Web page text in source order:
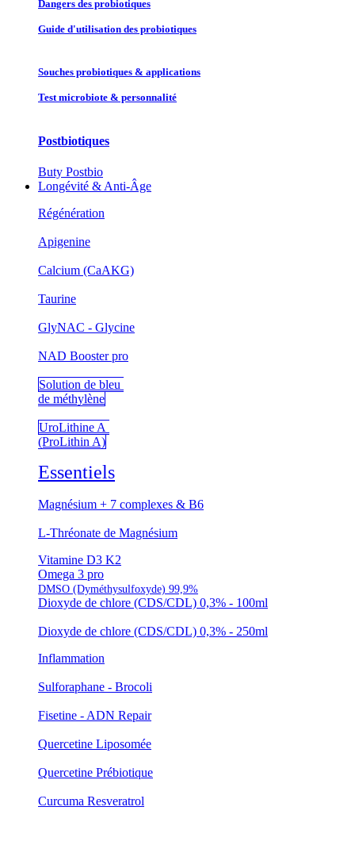
Dangers des probiotiques
Guide d'utilisation des probiotiques
Souches probiotique​s & applications
Test microbiote & personnalité
Postbiotiques
Buty Postbio
Longévité & Anti-Âge
Régénération
Apigenine
Calcium (CaAKG)
Taurine
GlyNAC - Glycine
NAD Booster pro
Solution de bleu
de méthylène
UroLithine A
(ProLithin A)
Essentiels
Magnésium + 7 complexes & B6
L-Thréonate de Magnésium
Vitamine D3 K2
Omega 3 pro
DMSO (Dyméthysulfoxyde) 99,9%
Dioxyde de chlore (CDS/CDL) 0,3% - 100ml
Dioxyde de chlore (CDS/CDL) 0,3% - 250ml
Inflammation
Sulforaphane - Brocoli
Fisetine - ADN Repair
Quercetine Liposomée
Quercetine Prébiotique
Curcuma Resveratrol